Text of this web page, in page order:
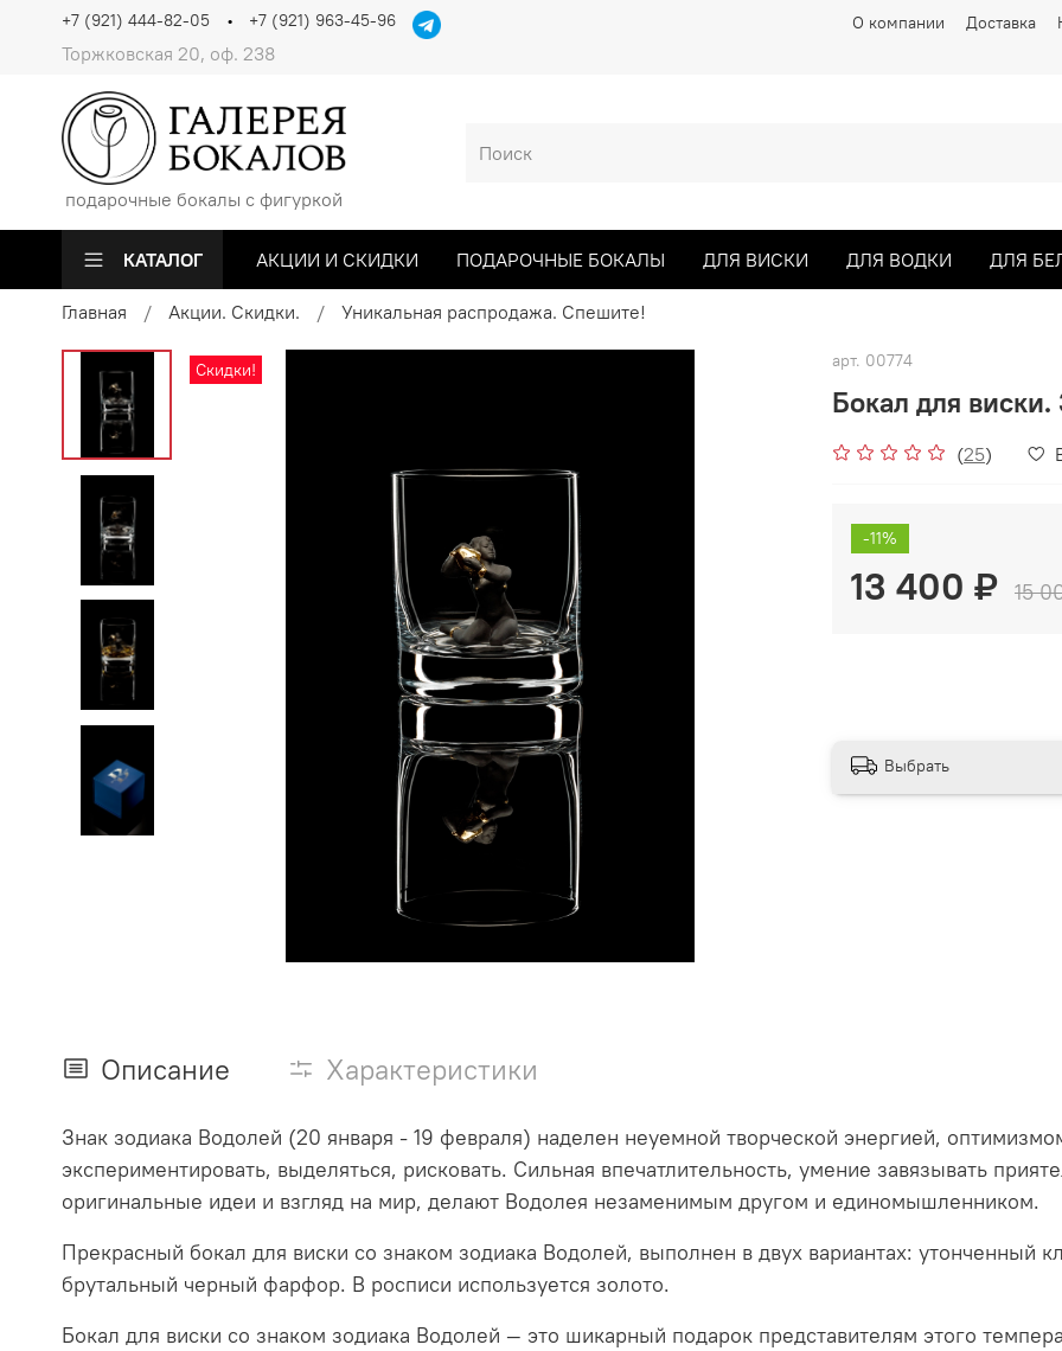
О компании Доставка
Торжковская 20, оф. 238
+7 (921) 444-82-05 +7 (921) 963-45-96
подарочные бокалы с фигуркой
КАТАЛОГ АКЦИИ И СКИДКИ ПОДАРОЧНЫЕ БОКАЛЫ ДЛЯ ВИСКИ ДЛЯ ВОДКИ ДЛЯ
Главная Акции. Скидки. Уникальная распродажа. Спешите!
Скидки! арт. 00774
Бокал для
(25)
-11%
13 400 ₽ 15
Выбрать
Описание Характеристики
Знак зодиака Водолей (20 января - 19 февраля) наделен неуемной творческой энергией,
экспериментировать, выделяться, рисковать. Сильная впечатлительность, умение завязывать
оригинальные идеи и взгляд на мир, делают Водолея незаменимым другом и единомышленником.
Прекрасный бокал для виски со знаком зодиака Водолей, выполнен в двух вариантах: утонченный
брутальный черный фарфор. В росписи используется золото.
Бокал для виски со знаком зодиака Водолей — это шикарный подарок представителям этого